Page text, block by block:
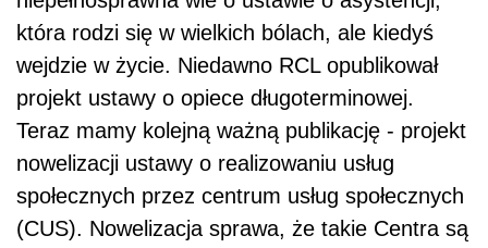
która rodzi się w wielkich bólach, ale kiedyś
wejdzie w życie. Niedawno RCL opublikował
projekt ustawy o opiece długoterminowej.
Teraz mamy kolejną ważną publikację - projekt
nowelizacji ustawy o realizowaniu usług
społecznych przez centrum usług społecznych
(CUS). Nowelizacja sprawa, że takie Centra są